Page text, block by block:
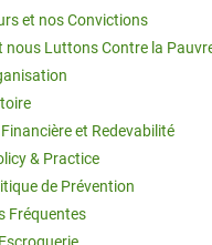
et nos Convictions
nous Luttons Contre la
et Redevabilité
& Practice
de Prévention
Fréquentes